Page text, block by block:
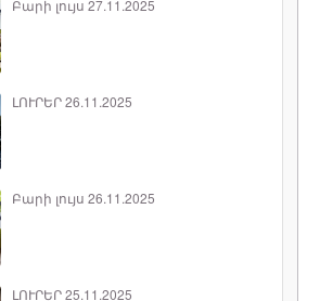
Բարի լույս 27.11.2025
ԼՈՒՐԵՐ 26.11.2025
Բարի լույս 26.11.2025
ԼՈՒՐԵՐ 25.11.2025